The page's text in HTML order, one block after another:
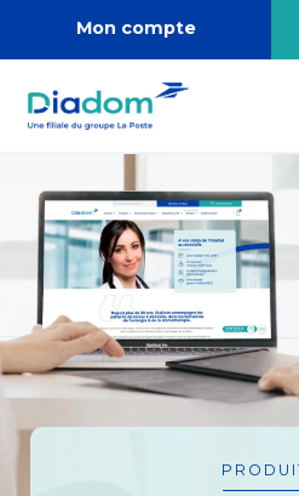
Mon compte